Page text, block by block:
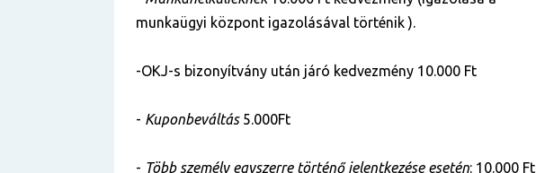
munkaügyi központ igazolásával történik ).
-OKJ-s bizonyítvány után járó kedvezmény 10.000 Ft
- Kuponbeváltás5.000Ft
- Több személy egyszerre történő jelentkezése esetén: 10.000 Ft